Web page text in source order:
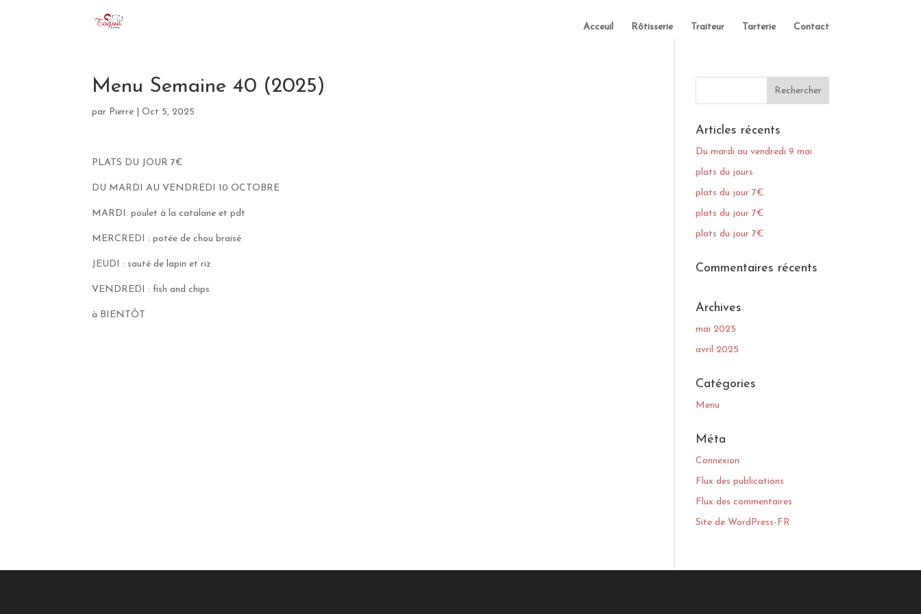
Acceuil Rôtisserie Traiteur Tarterie Contact
Menu Semaine 40 (2025)
par Pierre |Oct 5, 2025
PLATS DU JOUR 7€
DU MARDI AU VENDREDI 10 OCTOBRE
MARDI: poulet à la catalane et pdt
MERCREDI : potée de chou braisé
JEUDI : sauté de lapin et riz
VENDREDI : fish and chips
à BIENTÔT
Articles récents
Du mardi au vendredi 9 mai
plats du jours
plats du jour 7€
plats du jour 7€
plats du jour 7€
Commentaires récents
Archives
mai 2025
avril 2025
Catégories
Menu
Méta
Connexion
Flux des publications
Flux des commentaires
Site de WordPress-FR